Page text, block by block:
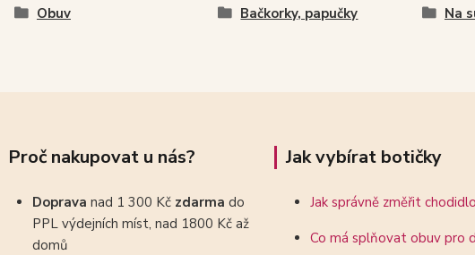
Obuv Bačkorky, papučky Na
Proč nakupovat u nás?
Doprava nad 1 300 Kč zdarma do
PPL výdejních míst, nad 1800 Kč až
domů
Jak vybírat botičky
Jak správně změřit
Co má splňovat obuv pro